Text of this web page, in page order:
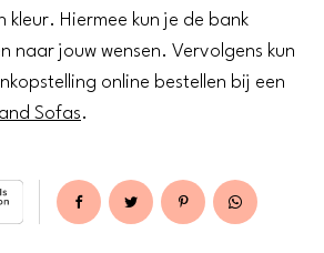
kleur. Hiermee kun je de bank
naar jouw wensen. Vervolgens kun
online bestellen bij een
Sofas.